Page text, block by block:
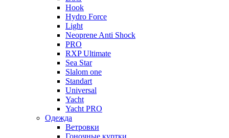
Hook
Hydro Force
Light
Neoprene Anti Shock
PRO
RXP Ultimate
Sea Star
Slalom one
Standart
Universal
Yacht
Yacht PRO
Одежда
Ветровки
Гоночные куртки